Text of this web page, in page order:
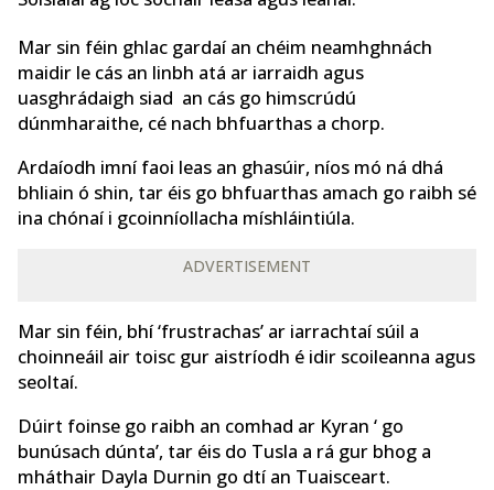
Mar sin féin ghlac gardaí an chéim neamhghnách
maidir le cás an linbh atá ar iarraidh agus
uasghrádaigh siad an cás go himscrúdú
dúnmharaithe, cé nach bhfuarthas a chorp.
Ardaíodh imní faoi leas an ghasúir, níos mó ná dhá
bhliain ó shin, tar éis go bhfuarthas amach go raibh sé
ina chónaí i gcoinníollacha míshláintiúla.
ADVERTISEMENT
Mar sin féin, bhí ‘frustrachas’ ar iarrachtaí súil a
choinneáil air toisc gur aistríodh é idir scoileanna agus
seoltaí.
Dúirt foinse go raibh an comhad ar Kyran ‘ go
bunúsach dúnta’, tar éis do Tusla a rá gur bhog a
mháthair Dayla Durnin go dtí an Tuaisceart.